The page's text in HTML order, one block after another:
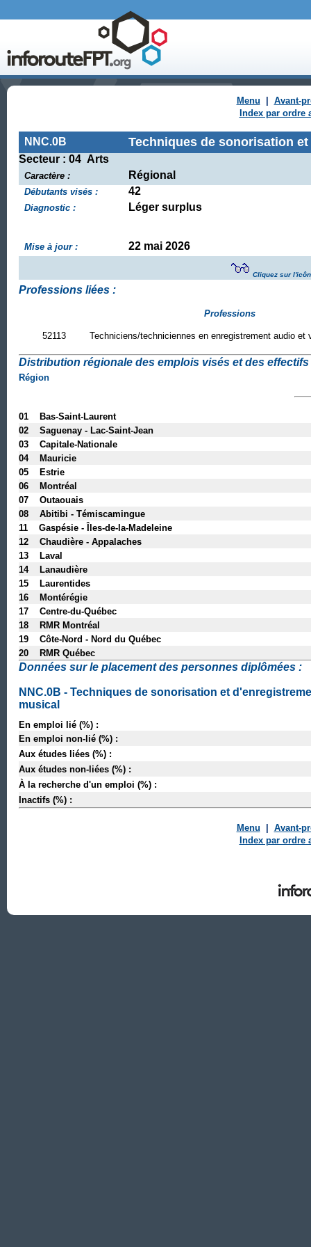
Menu
Avant-
Index par ordre
NNC.0B Techniques de sonorisation
Secteur : 04 Arts
Caractère : Régional
Débutants visés : 42
Diagnostic : Léger surplus
Mise à jour : 22 mai 2026
Cliquez sur
Professions liées :
Professions
52113 Techniciens/techniciennes en enregistrement audio et
Distribution régionale des emplois visés et des effectifs
Région
01 Bas-Saint-Laurent
02 Saguenay - Lac-Saint-Jean
03 Capitale-Nationale
04 Mauricie
05 Estrie
06 Montréal
07 Outaouais
08 Abitibi - Témiscamingue
11 Gaspésie - Îles-de-la-Madeleine
12 Chaudière - Appalaches
13 Laval
14 Lanaudière
15 Laurentides
16 Montérégie
17 Centre-du-Québec
18 RMR Montréal
19 Côte-Nord - Nord du Québec
20 RMR Québec
Données sur le placement des personnes diplômées :
NNC.0B - Techniques de sonorisation et
musical
En emploi lié (%) :
En emploi non-lié (%) :
Aux études liées (%) :
Aux études non-liées (%) :
À la recherche d'un emploi (%) :
Inactifs (%) :
Menu
Avant-
Index par ordre